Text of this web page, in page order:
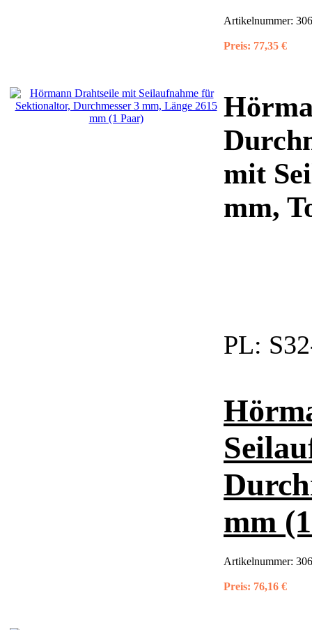
Artikelnummer:
Preis: 77,35 €
mit
mm,
PL:
mm
Artikelnummer:
Preis: 76,16 €